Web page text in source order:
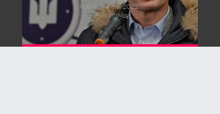
Publié le 4 mai 2022,
par VisionsMag.